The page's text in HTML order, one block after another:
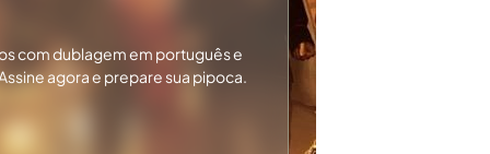
com dublagem em português e
agora e prepare sua pipoca.